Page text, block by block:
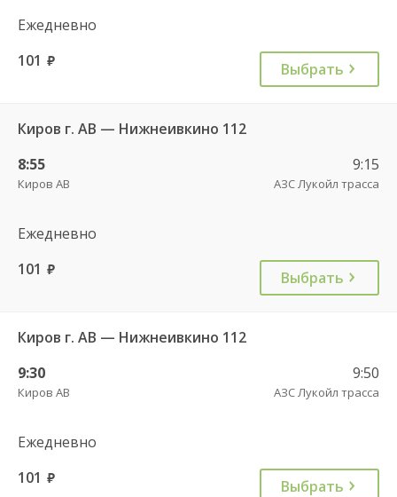
Ежедневно
101 руб. Выбрать
Киров г. АВ — Нижнеивкино 112
8:55
Киров АВ
9:15
АЗС Лукойл трасса
Ежедневно
101 руб. Выбрать
Киров г. АВ — Нижнеивкино 112
9:30
Киров АВ
9:50
АЗС Лукойл трасса
Ежедневно
101 руб. Выбрать